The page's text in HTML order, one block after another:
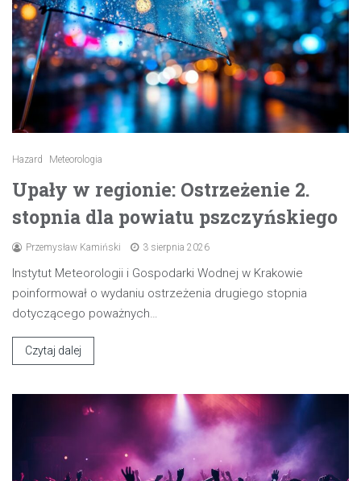
Hazard Meteorologia
Upały w regionie: Ostrzeżenie 2.
stopnia dla powiatu pszczyńskiego
Przemysław Kamiński 3 sierpnia 2026
Instytut Meteorologii i Gospodarki Wodnej w Krakowie
poinformował o wydaniu ostrzeżenia drugiego stopnia
dotyczącego poważnych…
Czytaj dalej